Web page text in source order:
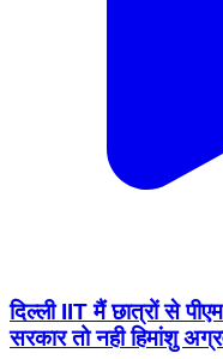
दिल्ली IIT मैं छात्रों से
सरकार तो नही हिमांशु